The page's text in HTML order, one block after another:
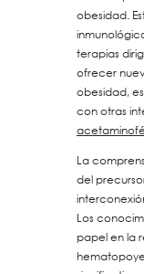
obesidad.
terapias
ofrecer
obesidad,
con otras
La
del
Los
papel en la